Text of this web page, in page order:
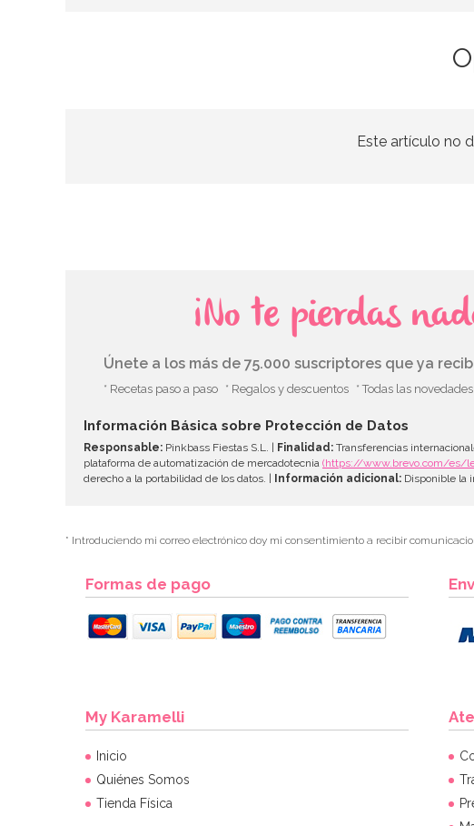
Este artículo no
¡No te pierdas
Únete a los más de 75.000 suscriptores que ya
* Recetas paso a paso * Regalos y descuentos * Todas las
Información Básica sobre Protección de Datos
Responsable: Pinkbass Fiestas S.L. | Finalidad: Transferencias
plataforma de automatización de mercadotecnia (https://www.brevo.com/es/
derecho a la portabilidad de los datos. | Información adicional: Disponible la
* Introduciendo mi correo electrónico doy mi consentimiento a recibir
Formas de pago
My Karamelli
Inicio
Quiénes Somos
Tienda Física